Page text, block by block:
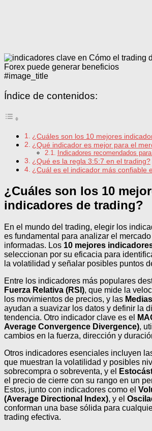
#image_title
Índice de contenidos:
¿Cuáles son los 10 mejores
¿Qué indicador es mejor para el
Indicadores recomendados
¿Qué es la regla 3:5:7 en el trading?
¿Cuál es el indicador más confiable
¿Cuáles son los 10
indicadores de trading?
En el mundo del trading, elegir los
es fundamental para analizar el
informadas. Los 10 mejores
seleccionan por su eficacia para
la volatilidad y señalar posibles puntos
Entre los indicadores más populares
Fuerza Relativa (RSI), que mide la
los movimientos de precios, y las
ayudan a suavizar los datos y definir la
tendencia. Otro indicador clave es el
Average Convergence Divergence),
cambios en la fuerza, dirección y
Otros indicadores esenciales incluyen
que muestran la volatilidad y posibles
sobrecompra o sobreventa, y el
el precio de cierre con su rango en un
Estos, junto con indicadores como el
(Average Directional Index), y el
conforman una base sólida para
trading efectiva.